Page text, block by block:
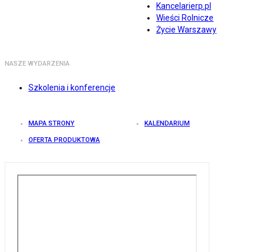
Kancelarierp.pl
Wieści Rolnicze
Życie Warszawy
NASZE WYDARZENIA
Szkolenia i konferencje
MAPA STRONY KALENDARIUM
OFERTA PRODUKTOWA